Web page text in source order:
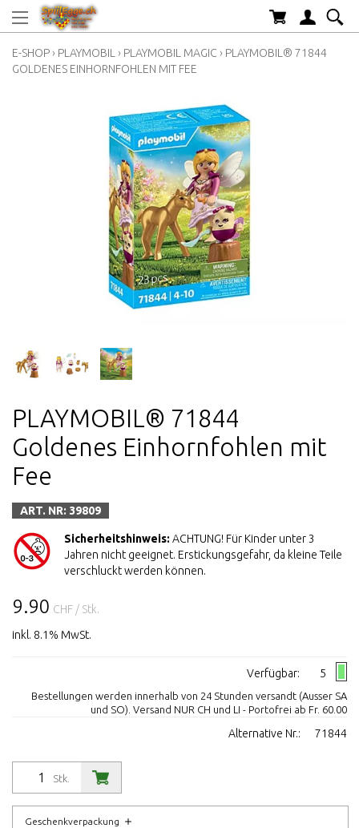
E-SHOP › PLAYMOBIL › PLAYMOBIL MAGIC › PLAYMOBIL® 71844
GOLDENES EINHORNFOHLEN MIT FEE
PLAYMOBIL® 71844
Goldenes Einhornfohlen mit
Fee
ART. NR: 39809
Sicherheitshinweis: ACHTUNG! Für Kinder unter 3
Jahren nicht geeignet. Erstickungsgefahr, da kleine Teile
verschluckt werden können.
9.90 CHF / Stk.
inkl. 8.1% MwSt.
Verfügbar: 5
Bestellungen werden innerhalb von 24 Stunden versandt (Ausser SA
und SO). Versand NUR CH und LI - Portofrei ab Fr. 60.00
Alternative Nr.: 71844
Stk.
Geschenkverpackung